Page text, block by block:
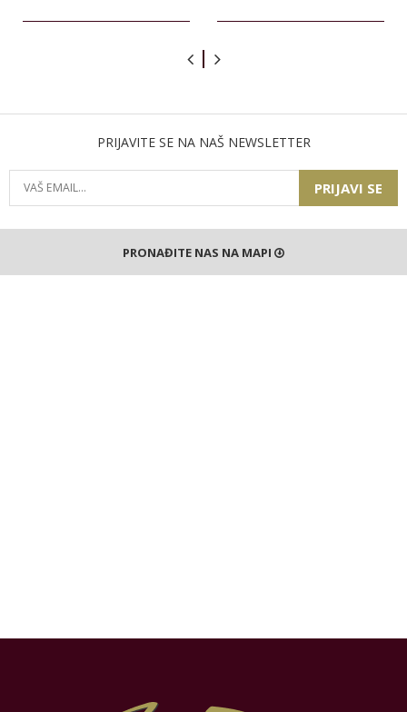
PRIJAVITE SE NA NAŠ NEWSLETTER
PRIJAVI SE
PRONAĐITE NAS NA MAPI